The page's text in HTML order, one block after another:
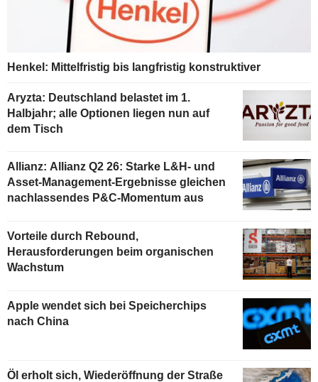
Henkel: Mittelfristig bis langfristig konstruktiver
Aryzta: Deutschland belastet im 1.
Halbjahr; alle Optionen liegen nun auf
dem Tisch
Allianz: Allianz Q2 26: Starke L&H- und
Asset-Management-Ergebnisse gleichen
nachlassendes P&C-Momentum aus
Vorteile durch Rebound,
Herausforderungen beim organischen
Wachstum
Apple wendet sich bei Speicherchips
nach China
Öl erholt sich, Wiederöffnung der Straße